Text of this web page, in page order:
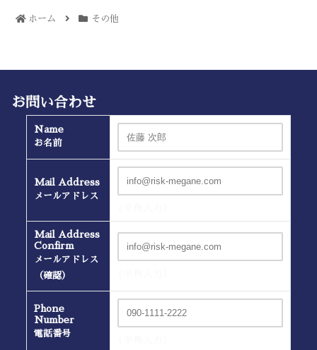
ホーム その他
お問い合わせ
Name
お名前
Mail Address
メールアドレス
Mail Address
Confirm
メールアドレス
（確認）
Phone
Number
電話番号